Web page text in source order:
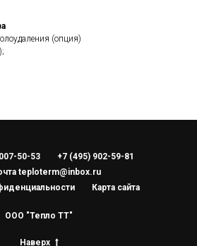
(опция)
50-53
+7 (495) 902-59-81
teploterm@inbox.ru
Карта сайта
ООО "Тепло ТТ"
Наверх